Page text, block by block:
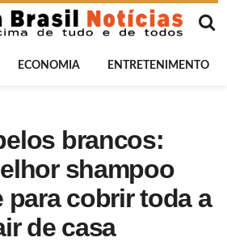
ECONOMIA ENTRETENIMENTO
brancos:
shampoo
para cobrir toda a
de casa